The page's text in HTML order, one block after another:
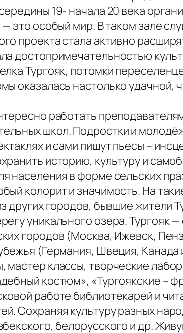
19- начала 20 века
— это особый мир. В таком зале
проекта стала активно
достопримечательностью
Тургояк, потомки
оказалась настолько удачной,
работать
школ. Подростки и
и сами пишут пьесы –
историю, культуру и
населения в форме сельских
колорит и значимость. На
других городов, бывшие жители
уникального озера. Тургояк
городов (Москва, Ижевск,
(Германия, Швеция,
мастер классы, творческие
костюм», «Тургоякские –
работе библиотекарей и
Сохраняя культуру разных
белорусского и др.